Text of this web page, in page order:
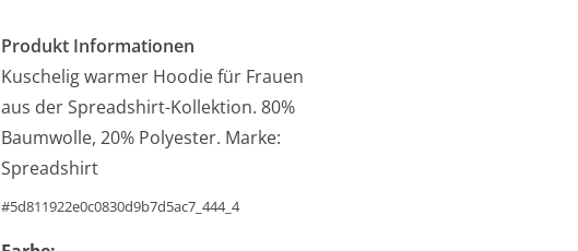
Produkt Informationen
Kuschelig warmer Hoodie für Frauen
aus der Spreadshirt-Kollektion. 80%
Baumwolle, 20% Polyester. Marke:
Spreadshirt
#5d811922e0c0830d9b7d5ac7_444_4